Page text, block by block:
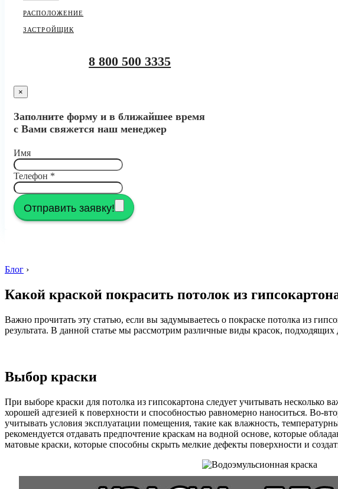
РАСПОЛОЖЕНИЕ
ЗАСТРОЙЩИК
8 800 500 3335
×
Заполните форму и в ближайшее время
с Вами свяжется наш менеджер
Имя
Телефон *
Отправить заявку!
Блог ›
Какой краской покрасить потолок из
Важно прочитать эту статью, если вы задумываетесь о покраске потолка из
результата. В данной статье мы рассмотрим различные виды красок,
Выбор краски
При выборе краски для потолка из гипсокартона следует учитывать
хорошей адгезией к поверхности и способностью равномерно наноситься. Во-
учитывать условия эксплуатации помещения, такие как влажность,
рекомендуется отдавать предпочтение краскам на водной основе, которые
матовые краски, которые способны скрыть мелкие дефекты поверхности и